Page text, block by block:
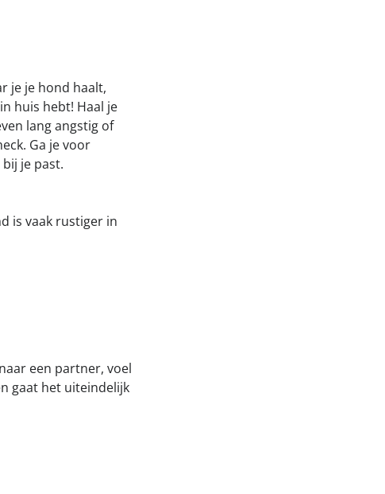
je je hond haalt,
huis hebt! Haal je
lang angstig of
Ga je voor
je past.
is vaak rustiger in
een partner, voel
gaat het uiteindelijk